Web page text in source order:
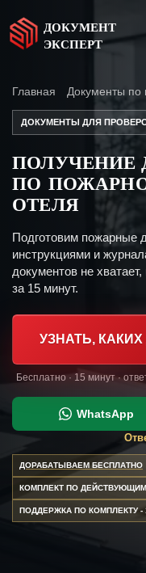
ДОКУМЕНТ
ЭКСПЕРТ
Главная Документы по
ДОКУМЕНТЫ ДЛЯ
ПОЛУЧЕНИЕ
ПО
ОТЕЛЯ
Подготовим пожарные
инструкциями и
документов не
за 15 минут.
УЗНАТЬ,
Бесплатно · 15 минут ·
WhatsApp
ДОРАБАТЫВАЕМ БЕСПЛАТНО
КОМПЛЕКТ ПО
ПОДДЕРЖКА ПО КОМПЛЕКТУ -